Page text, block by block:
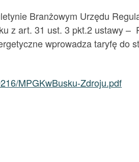
Branżowym Urzędu
z art. 31 ust. 3 pkt.2 ustawy
wprowadza taryfę do
MPGKwBusku-Zdroju.pdf